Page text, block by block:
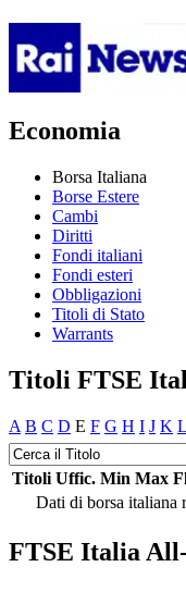
Economia
Borsa Italiana
Borse Estere
Cambi
Diritti
Fondi italiani
Fondi esteri
Obbligazioni
Titoli di Stato
Warrants
Titoli FTSE
A B C D E F G H I J K L
Titoli Uffic. Min Max
Dati di borsa italiana
FTSE Italia